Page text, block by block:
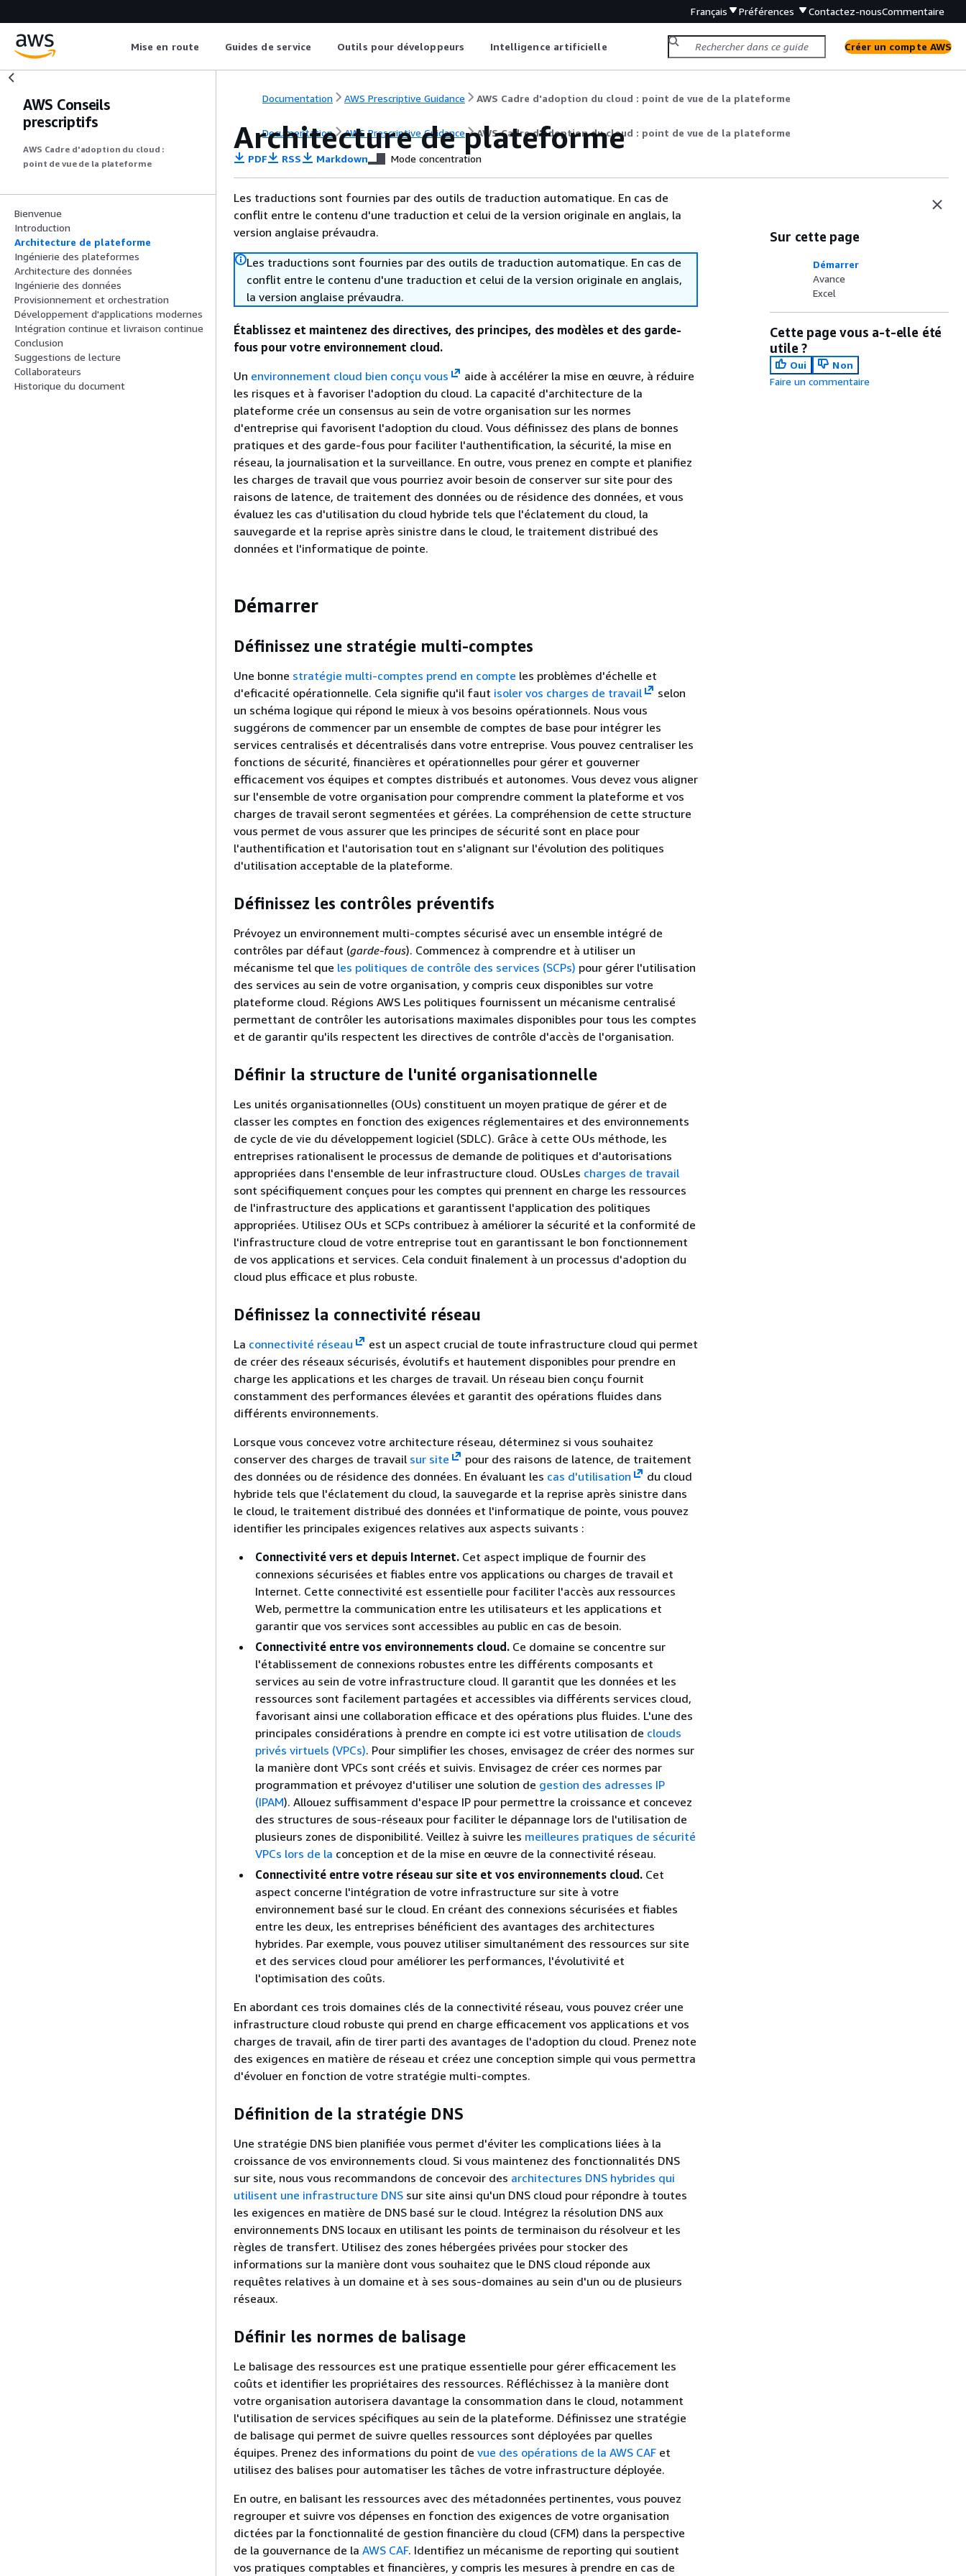
Français Préférences Contactez-nousCommentaire
Mise en route Guides de service Outils pour développeurs Intelligence artificielle Créer un compte AWS
AWS Conseils
prescriptifs
AWS Cadre d'adoption du cloud :
point de vue de la plateforme
Bienvenue
Introduction
Architecture de plateforme
Ingénierie des plateformes
Architecture des données
Ingénierie des données
Provisionnement et orchestration
Développement d'applications modernes
Intégration continue et livraison continue
Conclusion
Suggestions de lecture
Collaborateurs
Historique du document
Documentation AWS Prescriptive Guidance AWS Cadre d'adoption du cloud : point de vue de la plateforme
Documentation AWS Prescriptive Guidance AWS Cadre d'adoption du cloud : point de vue de la plateforme
Architecture de plateforme
PDF RSS Markdown Mode concentration
Les traductions sont fournies par des outils de traduction automatique. En cas de
conflit entre le contenu d'une traduction et celui de la version originale en anglais, la
version anglaise prévaudra.
Les traductions sont fournies par des outils de traduction automatique. En cas de
conflit entre le contenu d'une traduction et celui de la version originale en anglais,
la version anglaise prévaudra.
Établissez et maintenez des directives, des principes, des modèles et des garde-
fous pour votre environnement cloud.
Un environnement cloud bien conçu vous
aide à accélérer la mise en œuvre, à réduire
les risques et à favoriser l'adoption du cloud. La capacité d'architecture de la
plateforme crée un consensus au sein de votre organisation sur les normes
d'entreprise qui favorisent l'adoption du cloud. Vous définissez des plans de bonnes
pratiques et des garde-fous pour faciliter l'authentification, la sécurité, la mise en
réseau, la journalisation et la surveillance. En outre, vous prenez en compte et planifiez
les charges de travail que vous pourriez avoir besoin de conserver sur site pour des
raisons de latence, de traitement des données ou de résidence des données, et vous
évaluez les cas d'utilisation du cloud hybride tels que l'éclatement du cloud, la
sauvegarde et la reprise après sinistre dans le cloud, le traitement distribué des
données et l'informatique de pointe.
Démarrer
Définissez une stratégie multi-comptes
Une bonne stratégie multi-comptes prend en compte les problèmes d'échelle et
d'eﬁcacité opérationnelle. Cela signifie qu'il faut isoler vos charges de travail
selon
un schéma logique qui répond le mieux à vos besoins opérationnels. Nous vous
suggérons de commencer par un ensemble de comptes de base pour intégrer les
services centralisés et décentralisés dans votre entreprise. Vous pouvez centraliser les
fonctions de sécurité, financières et opérationnelles pour gérer et gouverner
efficacement vos équipes et comptes distribués et autonomes. Vous devez vous aligner
sur l'ensemble de votre organisation pour comprendre comment la plateforme et vos
charges de travail seront segmentées et gérées. La compréhension de cette structure
vous permet de vous assurer que les principes de sécurité sont en place pour
l'authentification et l'autorisation tout en s'alignant sur l'évolution des politiques
d'utilisation acceptable de la plateforme.
Définissez les contrôles préventifs
Prévoyez un environnement multi-comptes sécurisé avec un ensemble intégré de
contrôles par défaut (garde-fous). Commencez à comprendre et à utiliser un
mécanisme tel que les politiques de contrôle des services (SCPs) pour gérer l'utilisation
des services au sein de votre organisation, y compris ceux disponibles sur votre
plateforme cloud. Régions AWS Les politiques fournissent un mécanisme centralisé
permettant de contrôler les autorisations maximales disponibles pour tous les comptes
et de garantir qu'ils respectent les directives de contrôle d'accès de l'organisation.
Définir la structure de l'unité organisationnelle
Les unités organisationnelles (OUs) constituent un moyen pratique de gérer et de
classer les comptes en fonction des exigences réglementaires et des environnements
de cycle de vie du développement logiciel (SDLC). Grâce à cette OUs méthode, les
entreprises rationalisent le processus de demande de politiques et d'autorisations
appropriées dans l'ensemble de leur infrastructure cloud. OUsLes charges de travail
sont spécifiquement conçues pour les comptes qui prennent en charge les ressources
de l'infrastructure des applications et garantissent l'application des politiques
appropriées. Utilisez OUs et SCPs contribuez à améliorer la sécurité et la conformité de
l'infrastructure cloud de votre entreprise tout en garantissant le bon fonctionnement
de vos applications et services. Cela conduit finalement à un processus d'adoption du
cloud plus efficace et plus robuste.
Définissez la connectivité réseau
La connectivité réseau
est un aspect crucial de toute infrastructure cloud qui permet
de créer des réseaux sécurisés, évolutifs et hautement disponibles pour prendre en
charge les applications et les charges de travail. Un réseau bien conçu fournit
constamment des performances élevées et garantit des opérations fluides dans
différents environnements.
Lorsque vous concevez votre architecture réseau, déterminez si vous souhaitez
conserver des charges de travail sur site
pour des raisons de latence, de traitement
des données ou de résidence des données. En évaluant les cas d'utilisation
du cloud
hybride tels que l'éclatement du cloud, la sauvegarde et la reprise après sinistre dans
le cloud, le traitement distribué des données et l'informatique de pointe, vous pouvez
identifier les principales exigences relatives aux aspects suivants :
Connectivité vers et depuis Internet. Cet aspect implique de fournir des
connexions sécurisées et fiables entre vos applications ou charges de travail et
Internet. Cette connectivité est essentielle pour faciliter l'accès aux ressources
Web, permettre la communication entre les utilisateurs et les applications et
garantir que vos services sont accessibles au public en cas de besoin.
Connectivité entre vos environnements cloud. Ce domaine se concentre sur
l'établissement de connexions robustes entre les différents composants et
services au sein de votre infrastructure cloud. Il garantit que les données et les
ressources sont facilement partagées et accessibles via différents services cloud,
favorisant ainsi une collaboration efficace et des opérations plus fluides. L'une des
principales considérations à prendre en compte ici est votre utilisation de clouds
privés virtuels (VPCs). Pour simplifier les choses, envisagez de créer des normes sur
la manière dont VPCs sont créés et suivis. Envisagez de créer ces normes par
programmation et prévoyez d'utiliser une solution de gestion des adresses IP
(IPAM). Allouez suffisamment d'espace IP pour permettre la croissance et concevez
des structures de sous-réseaux pour faciliter le dépannage lors de l'utilisation de
plusieurs zones de disponibilité. Veillez à suivre les meilleures pratiques de sécurité
VPCs lors de la conception et de la mise en œuvre de la connectivité réseau.
Connectivité entre votre réseau sur site et vos environnements cloud. Cet
aspect concerne l'intégration de votre infrastructure sur site à votre
environnement basé sur le cloud. En créant des connexions sécurisées et fiables
entre les deux, les entreprises bénéficient des avantages des architectures
hybrides. Par exemple, vous pouvez utiliser simultanément des ressources sur site
et des services cloud pour améliorer les performances, l'évolutivité et
l'optimisation des coûts.
En abordant ces trois domaines clés de la connectivité réseau, vous pouvez créer une
infrastructure cloud robuste qui prend en charge efficacement vos applications et vos
charges de travail, afin de tirer parti des avantages de l'adoption du cloud. Prenez note
des exigences en matière de réseau et créez une conception simple qui vous permettra
d'évoluer en fonction de votre stratégie multi-comptes.
Définition de la stratégie DNS
Une stratégie DNS bien planifiée vous permet d'éviter les complications liées à la
croissance de vos environnements cloud. Si vous maintenez des fonctionnalités DNS
sur site, nous vous recommandons de concevoir des architectures DNS hybrides qui
utilisent une infrastructure DNS sur site ainsi qu'un DNS cloud pour répondre à toutes
les exigences en matière de DNS basé sur le cloud. Intégrez la résolution DNS aux
environnements DNS locaux en utilisant les points de terminaison du résolveur et les
règles de transfert. Utilisez des zones hébergées privées pour stocker des
informations sur la manière dont vous souhaitez que le DNS cloud réponde aux
requêtes relatives à un domaine et à ses sous-domaines au sein d'un ou de plusieurs
réseaux.
Définir les normes de balisage
Le balisage des ressources est une pratique essentielle pour gérer efficacement les
coûts et identifier les propriétaires des ressources. Réfléchissez à la manière dont
votre organisation autorisera davantage la consommation dans le cloud, notamment
l'utilisation de services spécifiques au sein de la plateforme. Définissez une stratégie
de balisage qui permet de suivre quelles ressources sont déployées par quelles
équipes. Prenez des informations du point de vue des opérations de la AWS CAF et
utilisez des balises pour automatiser les tâches de votre infrastructure déployée.
En outre, en balisant les ressources avec des métadonnées pertinentes, vous pouvez
regrouper et suivre vos dépenses en fonction des exigences de votre organisation
dictées par la fonctionnalité de gestion financière du cloud (CFM) dans la perspective
de la gouvernance de la AWS CAF. Identifiez un mécanisme de reporting qui soutient
vos pratiques comptables et financières, y compris les mesures à prendre en cas de
Sur cette page
Démarrer
Avance
Excel
Cette page vous a-t-elle été
utile ?
Oui
Non
Faire un commentaire